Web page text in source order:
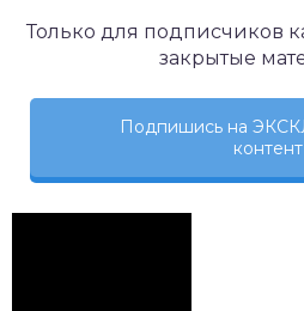
Только для подписчиков
закрытые
Подпишись на
контент